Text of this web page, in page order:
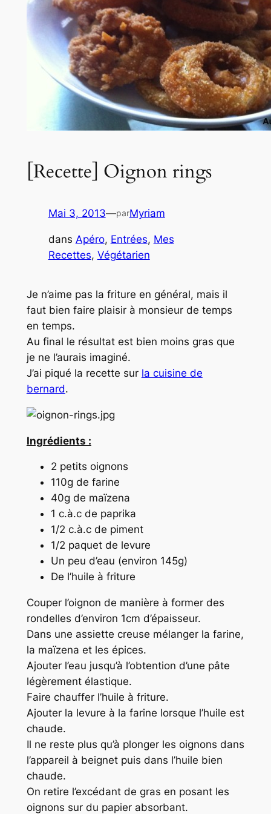
[Recette] Oignon rings
Mai 3, 2013—parMyriam
dans Apéro, Entrées, Mes
Recettes, Végétarien
Je n’aime pas la friture en général, mais il
faut bien faire plaisir à monsieur de temps
en temps.
Au final le résultat est bien moins gras que
je ne l’aurais imaginé.
J’ai piqué la recette sur la cuisine de
bernard.
Ingrédients :
2 petits oignons
110g de farine
40g de maïzena
1 c.à.c de paprika
1/2 c.à.c de piment
1/2 paquet de levure
Un peu d’eau (environ 145g)
De l’huile à friture
Couper l’oignon de manière à former des
rondelles d’environ 1cm d’épaisseur.
Dans une assiette creuse mélanger la farine,
la maïzena et les épices.
Ajouter l’eau jusqu’à l’obtention d’une pâte
légèrement élastique.
Faire chauffer l’huile à friture.
Ajouter la levure à la farine lorsque l’huile est
chaude.
Il ne reste plus qu’à plonger les oignons dans
l’appareil à beignet puis dans l’huile bien
chaude.
On retire l’excédant de gras en posant les
oignons sur du papier absorbant.